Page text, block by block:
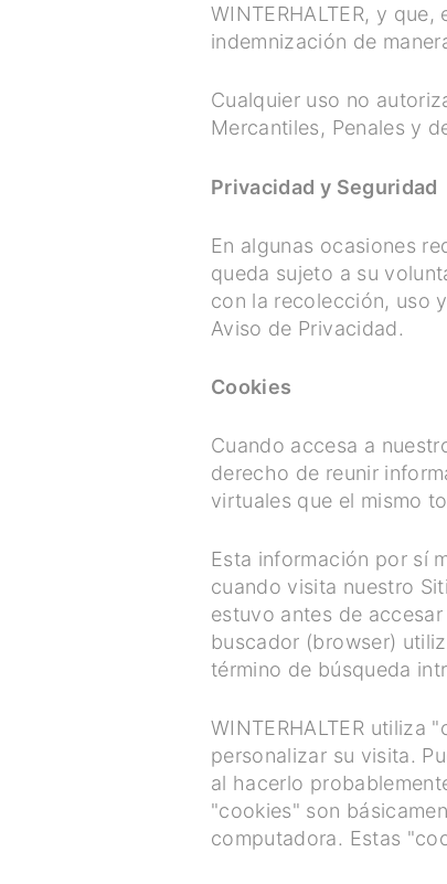
WINTERHALTER, y
indemnización de
Cualquier uso no
Mercantiles, Penales y
Privacidad y Seguridad
En algunas ocasiones
queda sujeto a su
con la recolección, uso
Aviso de Privacidad.
Cookies
Cuando accesa a
derecho de reunir
virtuales que el mismo
Esta información por sí
cuando visita nuestro
estuvo antes de
buscador (browser)
término de búsqueda
WINTERHALTER utiliza
personalizar su visita.
al hacerlo
"cookies" son
computadora. Estas